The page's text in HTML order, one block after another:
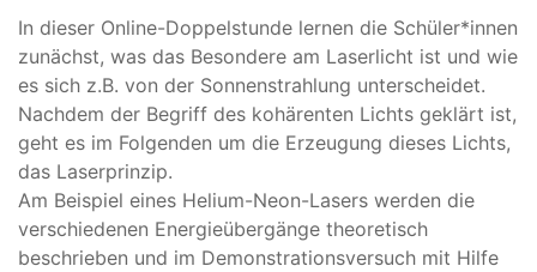
In dieser Online-Doppelstunde lernen die Schüler*innen
zunächst, was das Besondere am Laserlicht ist und wie
es sich z.B. von der Sonnenstrahlung unterscheidet.
Nachdem der Begriff des kohärenten Lichts geklärt ist,
geht es im Folgenden um die Erzeugung dieses Lichts,
das Laserprinzip.
Am Beispiel eines Helium-Neon-Lasers werden die
verschiedenen Energieübergänge theoretisch
beschrieben und im Demonstrationsversuch mit Hilfe